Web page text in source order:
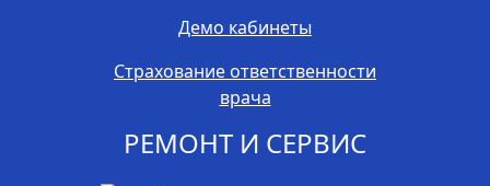
Демо кабинеты
Страхование ответственности
врача
РЕМОНТ И СЕРВИС